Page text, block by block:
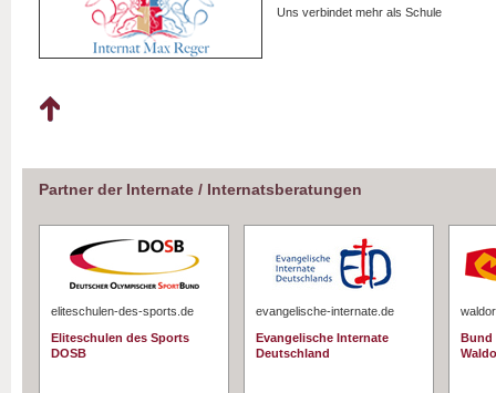
Uns verbindet mehr als Schule
Partner der Internate / Internatsberatungen
eliteschulen-des-sports.de
Eliteschulen des Sports
DOSB
evangelische-internate.de
Evangelische Internate
Deutschland
Bund